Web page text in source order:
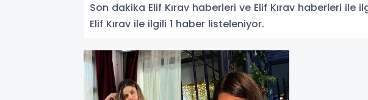
Son dakika Elif Kırav haberleri ve Elif Kırav haberleri
Elif Kırav ile ilgili 1 haber listeleniyor.